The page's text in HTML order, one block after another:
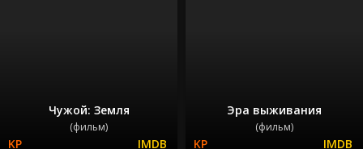
Чужой: Земля
(фильм)
Эра выживания
(фильм)